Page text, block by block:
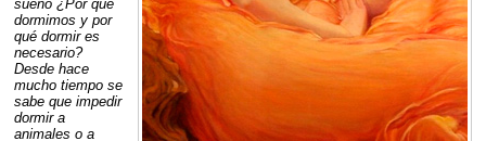
sueño ¿Por qué
dormimos y por
qué dormir es
necesario?
Desde hace
mucho tiempo se
sabe que impedir
dormir a
animales o a